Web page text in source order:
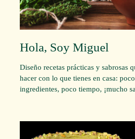
Hola, Soy Miguel
Diseño recetas prácticas y sabrosas
hacer con lo que tienes en casa:
ingredientes, poco tiempo, ¡mucho